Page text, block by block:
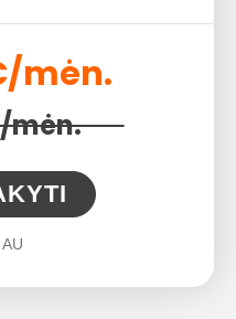
mėn.
mėn.